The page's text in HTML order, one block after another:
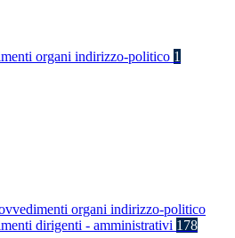
organi indirizzo-politico 1
organi indirizzo-politico
dirigenti - amministrativi 178